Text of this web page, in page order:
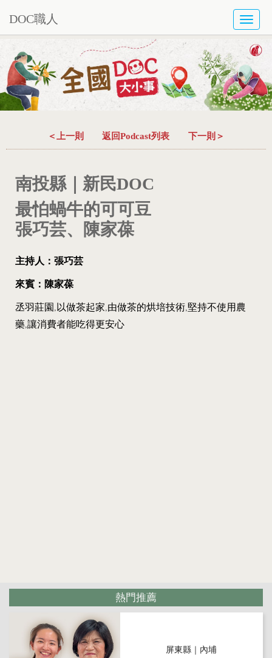
DOC職人
＜上一則 返回Podcast列表 下一則＞
南投縣｜新民DOC
最怕蝸牛的可可豆
張巧芸、陳家葆
主持人：張巧芸
來賓：陳家葆
丞羽莊園,以做茶起家,由做茶的烘培技術,堅持不使用農
藥,讓消費者能吃得更安心
熱門推薦
屏東縣｜內埔